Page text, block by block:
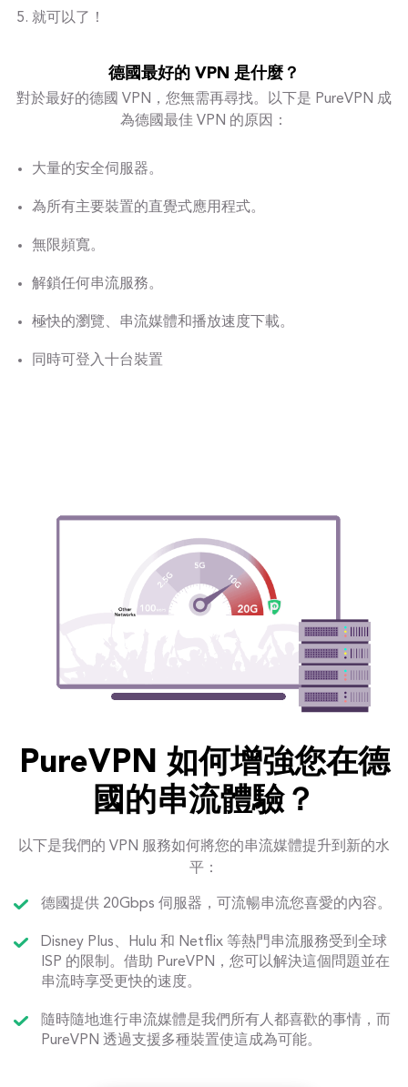
就可以了！
德國最好的 VPN 是什麼？
對於最好的德國 VPN，您無需再尋找。以下是 PureVPN 成
為德國最佳 VPN 的原因：
大量的安全伺服器。
為所有主要裝置的直覺式應用程式。
無限頻寬。
解鎖任何串流服務。
極快的瀏覽、串流媒體和播放速度下載。
同時可登入十台裝置
PureVPN 如何增強您在德
國的串流體驗？
以下是我們的 VPN 服務如何將您的串流媒體提升到新的水
平：
德國提供 20Gbps 伺服器，可流暢串流您喜愛的內容。
Disney Plus、Hulu 和 Netflix 等熱門串流服務受到全球
ISP 的限制。借助 PureVPN，您可以解決這個問題並在
串流時享受更快的速度。
隨時隨地進行串流媒體是我們所有人都喜歡的事情，而
PureVPN 透過支援多種裝置使這成為可能。